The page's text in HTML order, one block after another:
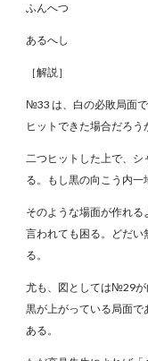
ふんへつ
あるへし
［解説］
№33 は、白の必敗局面
ヒットできた場合だろう
二つヒットした上で、
る。もし黒の向こう内一
そのような場面が作れる
言われても困る。どだい
る。
尤も、図としては№29が
黒が上がっている局面
ある。